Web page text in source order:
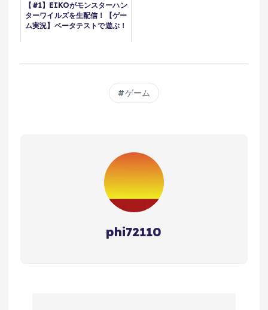
【#1】EIKOがモンスターハン
ターワイルズを生配信！【ゲー
ム実況】ベータテストで遊ぶ！
ゲーム
phi72110